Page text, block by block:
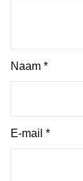
Naam *
E-mail *